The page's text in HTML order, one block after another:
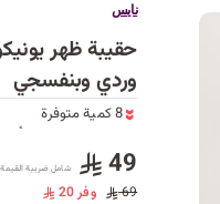
نايس
وردي وبنفسجي
8 كمية متوفرة
8 كمية متوفرة
13 مشاهدة مؤخراً
49 شامل ضريبة
69 وفر 20